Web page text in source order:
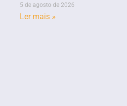
5 de agosto de 2026
Ler mais »